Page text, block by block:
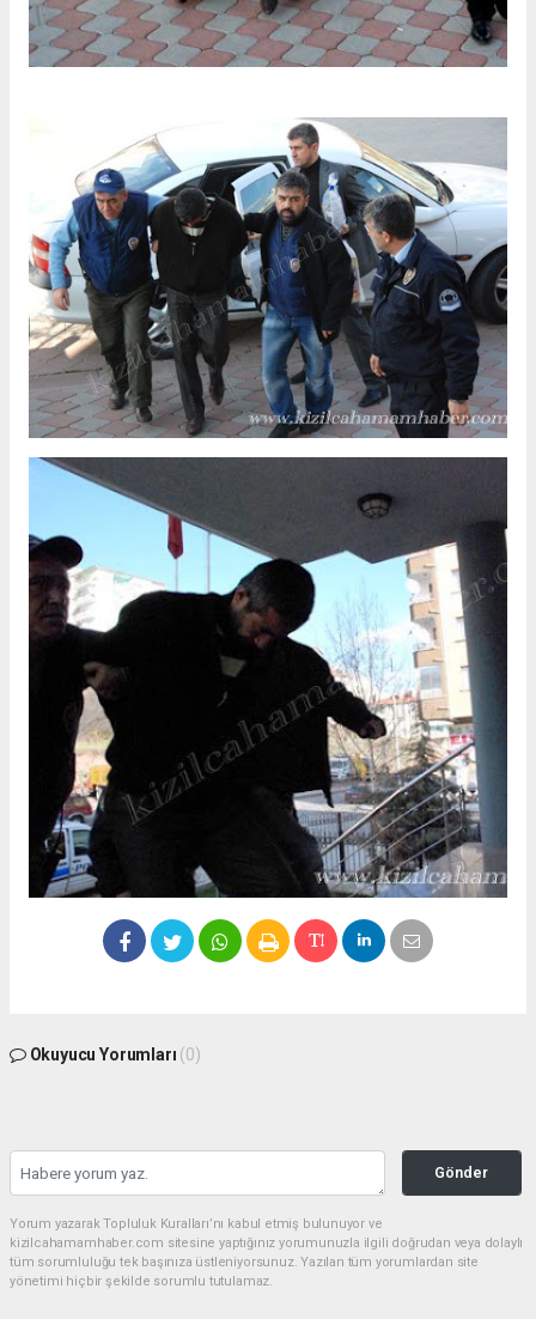
Okuyucu Yorumları (0)
Gönder
Yorum yazarak Topluluk Kuralları’nı kabul etmiş bulunuyor ve
kizilcahamamhaber.com sitesine yaptığınız yorumunuzla ilgili doğrudan veya dolaylı
tüm sorumluluğu tek başınıza üstleniyorsunuz. Yazılan tüm yorumlardan site
yönetimi hiçbir şekilde sorumlu tutulamaz.